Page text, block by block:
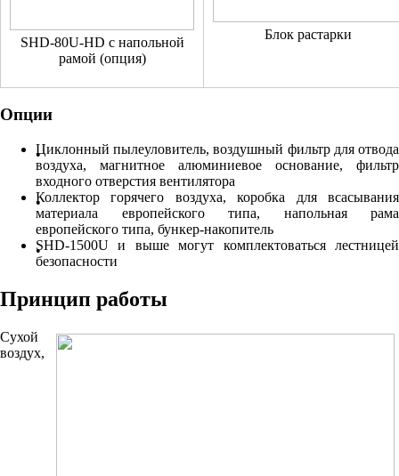
SHD-80U-HD с напольной
рамой (опция)
Блок растарки
Опции
Циклонный пылеуловитель, воздушный фильтр для отвода
воздуха, магнитное алюминиевое основание, фильтр
входного отверстия вентилятора
Коллектор горячего воздуха, коробка для всасывания
материала европейского типа, напольная рама
европейского типа, бункер-накопитель
SHD-1500U и выше могут комплектоваться лестницей
безопасности
Принцип работы
Сухой
воздух,